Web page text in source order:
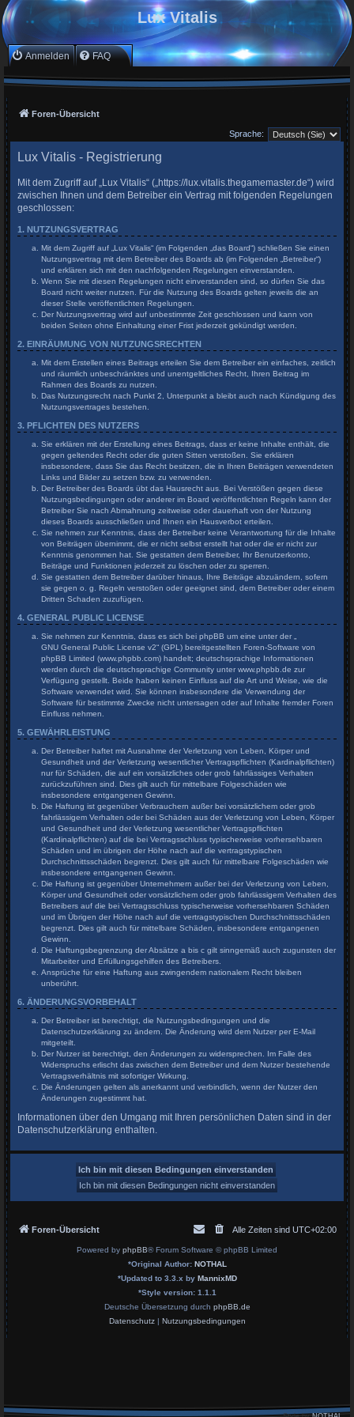
Lux Vitalis
Anmelden FAQ
Foren-Übersicht
Sprache:
Lux Vitalis - Registrierung
Mit dem Zugriff auf „Lux Vitalis“ („https://lux.vitalis.thegamemaster.de“) wird
zwischen Ihnen und dem Betreiber ein Vertrag mit folgenden Regelungen
geschlossen:
1. NUTZUNGSVERTRAG
Mit dem Zugriff auf „Lux Vitalis“ (im Folgenden „das Board“) schließen Sie einen
Nutzungsvertrag mit dem Betreiber des Boards ab (im Folgenden „Betreiber“)
und erklären sich mit den nachfolgenden Regelungen einverstanden.
Wenn Sie mit diesen Regelungen nicht einverstanden sind, so dürfen Sie das
Board nicht weiter nutzen. Für die Nutzung des Boards gelten jeweils die an
dieser Stelle veröffentlichten Regelungen.
Der Nutzungsvertrag wird auf unbestimmte Zeit geschlossen und kann von
beiden Seiten ohne Einhaltung einer Frist jederzeit gekündigt werden.
2. EINRÄUMUNG VON NUTZUNGSRECHTEN
Mit dem Erstellen eines Beitrags erteilen Sie dem Betreiber ein einfaches, zeitlich
und räumlich unbeschränktes und unentgeltliches Recht, Ihren Beitrag im
Rahmen des Boards zu nutzen.
Das Nutzungsrecht nach Punkt 2, Unterpunkt a bleibt auch nach Kündigung des
Nutzungsvertrages bestehen.
3. PFLICHTEN DES NUTZERS
Sie erklären mit der Erstellung eines Beitrags, dass er keine Inhalte enthält, die
gegen geltendes Recht oder die guten Sitten verstoßen. Sie erklären
insbesondere, dass Sie das Recht besitzen, die in Ihren Beiträgen verwendeten
Links und Bilder zu setzen bzw. zu verwenden.
Der Betreiber des Boards übt das Hausrecht aus. Bei Verstößen gegen diese
Nutzungsbedingungen oder anderer im Board veröffentlichten Regeln kann der
Betreiber Sie nach Abmahnung zeitweise oder dauerhaft von der Nutzung
dieses Boards ausschließen und Ihnen ein Hausverbot erteilen.
Sie nehmen zur Kenntnis, dass der Betreiber keine Verantwortung für die Inhalte
von Beiträgen übernimmt, die er nicht selbst erstellt hat oder die er nicht zur
Kenntnis genommen hat. Sie gestatten dem Betreiber, Ihr Benutzerkonto,
Beiträge und Funktionen jederzeit zu löschen oder zu sperren.
Sie gestatten dem Betreiber darüber hinaus, Ihre Beiträge abzuändern, sofern
sie gegen o. g. Regeln verstoßen oder geeignet sind, dem Betreiber oder einem
Dritten Schaden zuzufügen.
4. GENERAL PUBLIC LICENSE
Sie nehmen zur Kenntnis, dass es sich bei phpBB um eine unter der „
GNU General Public License v2“ (GPL) bereitgestellten Foren-Software von
phpBB Limited (www.phpbb.com) handelt; deutschsprachige Informationen
werden durch die deutschsprachige Community unter www.phpbb.de zur
Verfügung gestellt. Beide haben keinen Einfluss auf die Art und Weise, wie die
Software verwendet wird. Sie können insbesondere die Verwendung der
Software für bestimmte Zwecke nicht untersagen oder auf Inhalte fremder Foren
Einfluss nehmen.
5. GEWÄHRLEISTUNG
Der Betreiber haftet mit Ausnahme der Verletzung von Leben, Körper und
Gesundheit und der Verletzung wesentlicher Vertragspflichten (Kardinalpflichten)
nur für Schäden, die auf ein vorsätzliches oder grob fahrlässiges Verhalten
zurückzuführen sind. Dies gilt auch für mittelbare Folgeschäden wie
insbesondere entgangenen Gewinn.
Die Haftung ist gegenüber Verbrauchern außer bei vorsätzlichem oder grob
fahrlässigem Verhalten oder bei Schäden aus der Verletzung von Leben, Körper
und Gesundheit und der Verletzung wesentlicher Vertragspflichten
(Kardinalpflichten) auf die bei Vertragsschluss typischerweise vorhersehbaren
Schäden und im übrigen der Höhe nach auf die vertragstypischen
Durchschnittsschäden begrenzt. Dies gilt auch für mittelbare Folgeschäden wie
insbesondere entgangenen Gewinn.
Die Haftung ist gegenüber Unternehmern außer bei der Verletzung von Leben,
Körper und Gesundheit oder vorsätzlichem oder grob fahrlässigem Verhalten des
Betreibers auf die bei Vertragsschluss typischerweise vorhersehbaren Schäden
und im Übrigen der Höhe nach auf die vertragstypischen Durchschnittsschäden
begrenzt. Dies gilt auch für mittelbare Schäden, insbesondere entgangenen
Gewinn.
Die Haftungsbegrenzung der Absätze a bis c gilt sinngemäß auch zugunsten der
Mitarbeiter und Erfüllungsgehilfen des Betreibers.
Ansprüche für eine Haftung aus zwingendem nationalem Recht bleiben
unberührt.
6. ÄNDERUNGSVORBEHALT
Der Betreiber ist berechtigt, die Nutzungsbedingungen und die
Datenschutzerklärung zu ändern. Die Änderung wird dem Nutzer per E-Mail
mitgeteilt.
Der Nutzer ist berechtigt, den Änderungen zu widersprechen. Im Falle des
Widerspruchs erlischt das zwischen dem Betreiber und dem Nutzer bestehende
Vertragsverhältnis mit sofortiger Wirkung.
Die Änderungen gelten als anerkannt und verbindlich, wenn der Nutzer den
Änderungen zugestimmt hat.
Informationen über den Umgang mit Ihren persönlichen Daten sind in der
Datenschutzerklärung enthalten.
Foren-Übersicht Alle Zeiten sind UTC+02:00
Powered by phpBB® Forum Software © phpBB Limited
*Original Author: NOTHAL
*Updated to 3.3.x by MannixMD
*Style version: 1.1.1
Deutsche Übersetzung durch phpBB.de
Datenschutz| Nutzungsbedingungen